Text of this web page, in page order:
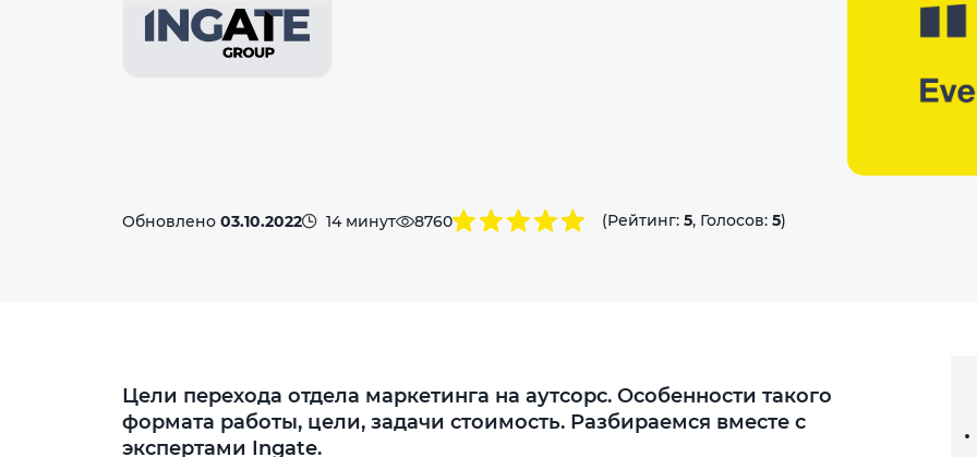
Обновлено 03.10.2022 14 минут 8760 (Рейтинг: 5, Голосов: 5)
Цели перехода отдела маркетинга на аутсорс. Особенности такого
формата работы, цели, задачи стоимость. Разбираемся вместе с
экспертами Ingate.